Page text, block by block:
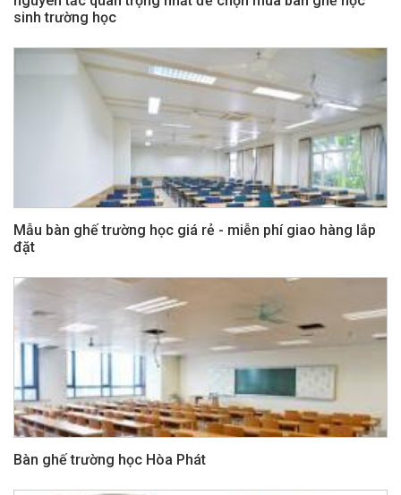
sinh trường học
Mẫu bàn ghế trường học giá rẻ - miễn phí giao hàng lắp
đặt
Bàn ghế trường học Hòa Phát